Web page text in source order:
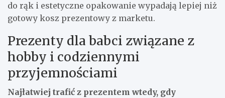
do rąk i estetyczne opakowanie wypadają lepiej niż
gotowy kosz prezentowy z marketu.
Prezenty dla babci związane z
hobby i codziennymi
przyjemnościami
Najłatwiej trafić z prezentem wtedy, gdy